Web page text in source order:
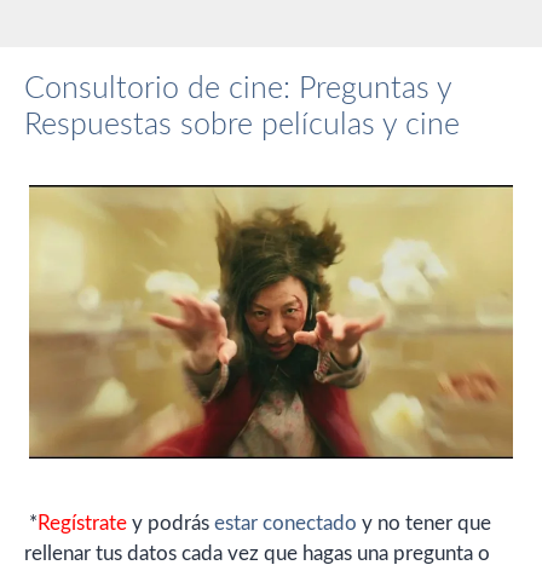
Consultorio de cine: Preguntas y
Respuestas sobre películas y cine
* Regístrate y podrás estar conectado y no tener que
rellenar tus datos cada vez que hagas una pregunta o